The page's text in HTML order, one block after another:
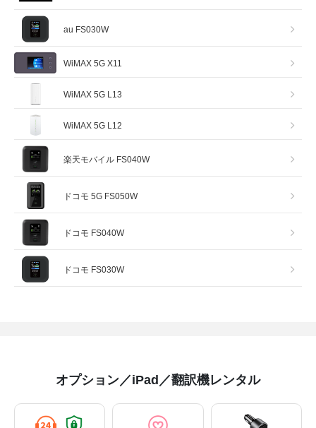
au FS030W
WiMAX 5G X11
WiMAX 5G L13
WiMAX 5G L12
楽天モバイル FS040W
ドコモ 5G FS050W
ドコモ FS040W
ドコモ FS030W
オプション／iPad／翻訳機レンタル